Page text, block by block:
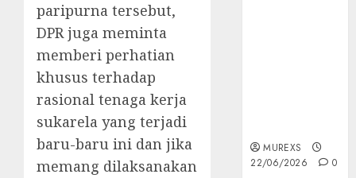
paripurna tersebut,
DPR juga meminta
memberi perhatian
khusus terhadap
rasional tenaga kerja
sukarela yang terjadi
baru-baru ini dan jika
memang dilaksanakan
MUREXS
22/06/2026
0